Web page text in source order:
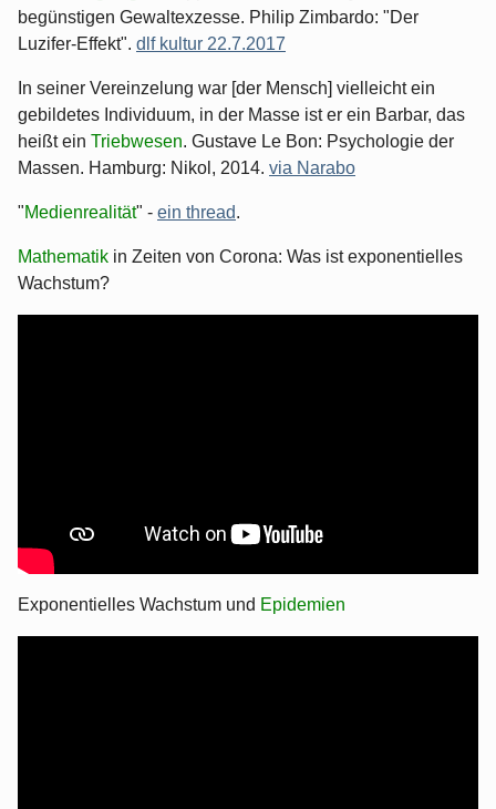
begünstigen Gewaltexzesse. Philip Zimbardo: "Der
Luzifer-Effekt". dlf kultur 22.7.2017
In seiner Vereinzelung war [der Mensch] vielleicht ein
gebildetes Individuum, in der Masse ist er ein Barbar, das
heißt ein Triebwesen. Gustave Le Bon: Psychologie der
Massen. Hamburg: Nikol, 2014. via Narabo
"Medienrealität" - ein thread.
Mathematik in Zeiten von Corona: Was ist exponentielles
Wachstum?
Exponentielles Wachstum und Epidemien